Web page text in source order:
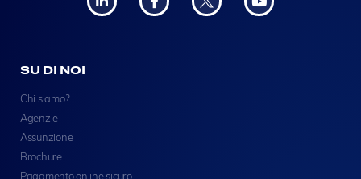
SU DI NOI
Chi siamo?
Agenzie
Assunzione
Brochure
Pagamento online sicuro